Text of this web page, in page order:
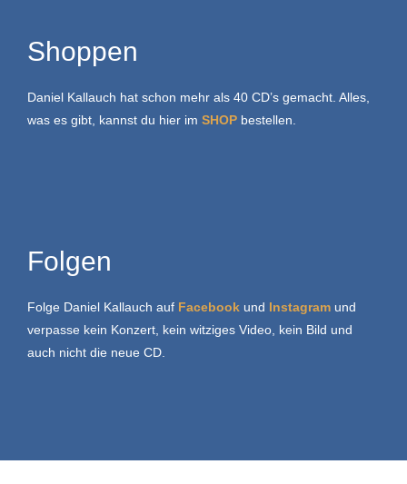
Shoppen
Daniel Kallauch hat schon mehr als 40 CD’s gemacht. Alles,
was es gibt, kannst du hier im SHOP bestellen.
Folgen
Folge Daniel Kallauch auf Facebook und Instagram und
verpasse kein Konzert, kein witziges Video, kein Bild und
auch nicht die neue CD.